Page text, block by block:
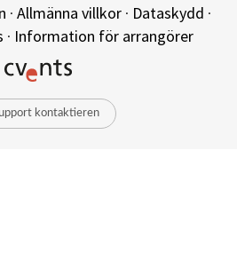
· Allmänna villkor· Dataskydd ·
· Information för arrangörer
kontaktieren